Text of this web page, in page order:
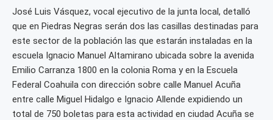
José Luis Vásquez, vocal ejecutivo de la junta local, detalló
que en Piedras Negras serán dos las casillas destinadas para
este sector de la población las que estarán instaladas en la
escuela Ignacio Manuel Altamirano ubicada sobre la avenida
Emilio Carranza 1800 en la colonia Roma y en la Escuela
Federal Coahuila con dirección sobre calle Manuel Acuña
entre calle Miguel Hidalgo e Ignacio Allende expidiendo un
total de 750 boletas para esta actividad en ciudad Acuña se